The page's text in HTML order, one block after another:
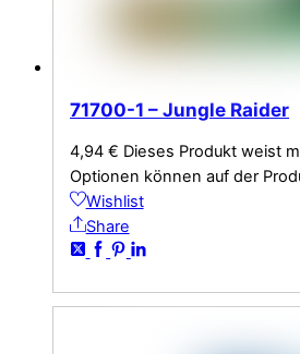
71700-1 – Jungle Raider
4,94 € Dieses Produkt weist
Optionen können auf der
Wishlist
Share